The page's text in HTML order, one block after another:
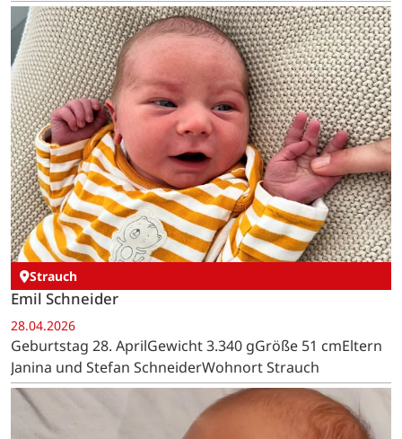
Strauch
Emil Schneider
28.04.2026
Geburtstag 28. AprilGewicht 3.340 gGröße 51 cmEltern
Janina und Stefan SchneiderWohnort Strauch